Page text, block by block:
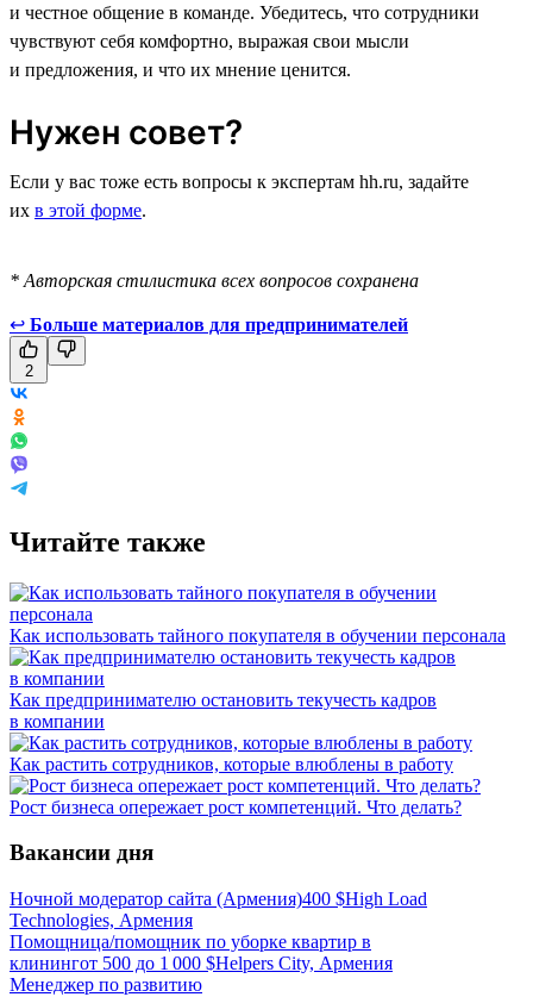
и честное общение в команде. Убедитесь, что сотрудники
чувствуют себя комфортно, выражая свои мысли
и предложения, и что их мнение ценится.
Нужен совет?
Если у вас тоже есть вопросы к экспертам hh.ru, задайте
их в этой форме.
* Авторская стилистика всех вопросов сохранена
↩ Больше материалов для предпринимателей
2
Читайте также
Как использовать тайного покупателя‎ в обучении персонала
Как предпринимателю остановить текучесть кадров
в компании
Как растить сотрудников, которые влюблены в работу
Рост бизнеса опережает рост компетенций. Что делать?
Вакансии дня
Ночной модератор сайта (Армения)400 $High Load
Technologies, Армения
Помощница/помощник по уборке квартир в
клинингот 500 до 1 000 $Helpers City, Армения
Менеджер по развитию